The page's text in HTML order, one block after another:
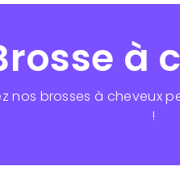
à
nos brosses à
!